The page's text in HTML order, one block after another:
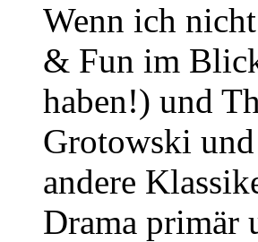
Wenn ich
& Fun im
haben!) und
Grotowski
andere
Drama primär